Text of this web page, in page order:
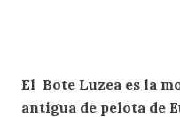
El Bote Luzea es la
antigua de pelota de